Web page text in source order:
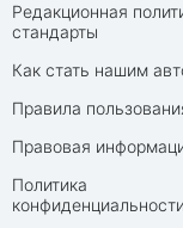
Редакционная
стандарты
Как стать нашим
Правила
Правовая
Политика